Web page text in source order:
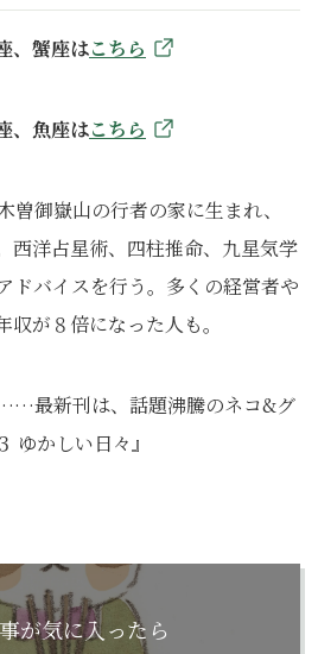
、蟹座はこちら
、魚座はこちら
御嶽山の行者の家に生まれ、
西洋占星術、四柱推命、九星気学
ドバイスを行う。多くの経営者や
が８倍になった人も。
……最新刊は、話題沸騰のネコ&グ
ゆかしい日々』
が気に入ったら